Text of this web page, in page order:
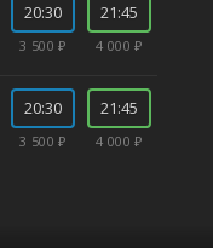
20:30
3 500 ₽
21:45
4 000 ₽
20:30
3 500 ₽
21:45
4 000 ₽